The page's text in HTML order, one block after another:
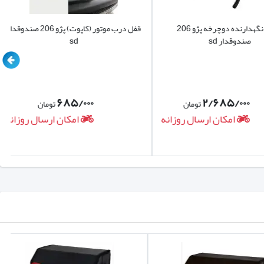
از شستشو دارد.
مزایا و معایب هر نوع کفپوش بود. اکنون می‌توانید با آگاهی
قفل درب موتور (کاپوت) پژو 206 صندوقدار
۶۸۵/۰۰۰تومان
امکان ارسال روزانه
باربند نگهدارنده دوچرخه پژو 206
صندوقدار sd
۲/۶۸۵/۰۰۰تومان
امکان ارسال روزانه